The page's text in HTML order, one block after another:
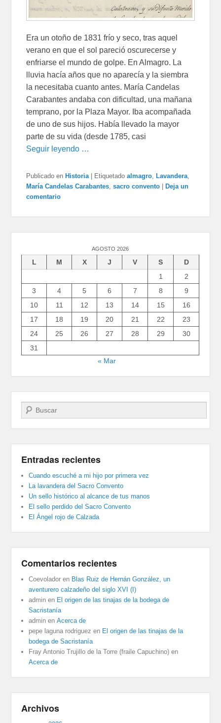
Era un otoño de 1831 frío y seco, tras aquel
verano en que el sol pareció oscurecerse y
enfriarse el mundo de golpe. En Almagro. La
lluvia hacía años que no aparecía y la siembra
la necesitaba cuanto antes. María Candelas
Carabantes andaba con dificultad, una mañana
temprano, por la Plaza Mayor. Iba acompañada
de uno de sus hijos. Había llevado la mayor
parte de su vida (desde 1785, casi
Seguir leyendo …
Publicado en Historia | Etiquetado almagro ,Lavandera
María Candelas Carabantes ,sacro convento |Deja un
comentario
AGOSTO 2026
L M X J V S
D
1
2
3
4 5 6 7 8
9
10
11 12 13 14 15
16
17
18 19 20 21 22
23
24
25 26 27 28 29
30
31
« Mar
Buscar
Entradas recientes
Cuando escuché a mi hijo por primera vez
La lavandera del Sacro Convento
Un sello histórico al alcance de tus manos
El sello perdido del Sacro Convento
El Ángel rojo de Calzada
Comentarios recientes
Coevolador en Blas Ruiz de Hernán González, un
aventurero calzadeño del siglo XVI (I)
admin en El origen de las tinajas de la bodega de
Sacristanía
admin enAcerca de
pepe laguna rodriguez en El origen de las tinajas de la
bodega de Sacristanía
Fray Antonio Trujillo de la Torre (fraile Capuchino) en
Acerca de
Archivos